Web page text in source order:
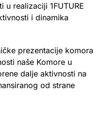
u realizaciji 1FUTURE
i dinamika
prezentacije komora
naše Komore u
dalje aktivnosti na
od strane